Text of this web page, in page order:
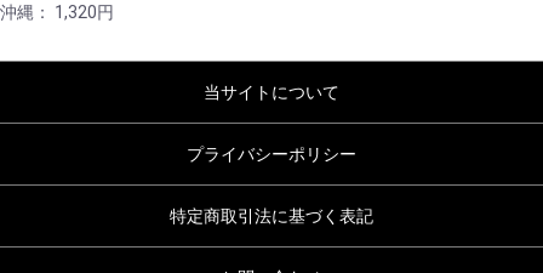
沖縄： 1,320円
当サイトについて
プライバシーポリシー
特定商取引法に基づく表記